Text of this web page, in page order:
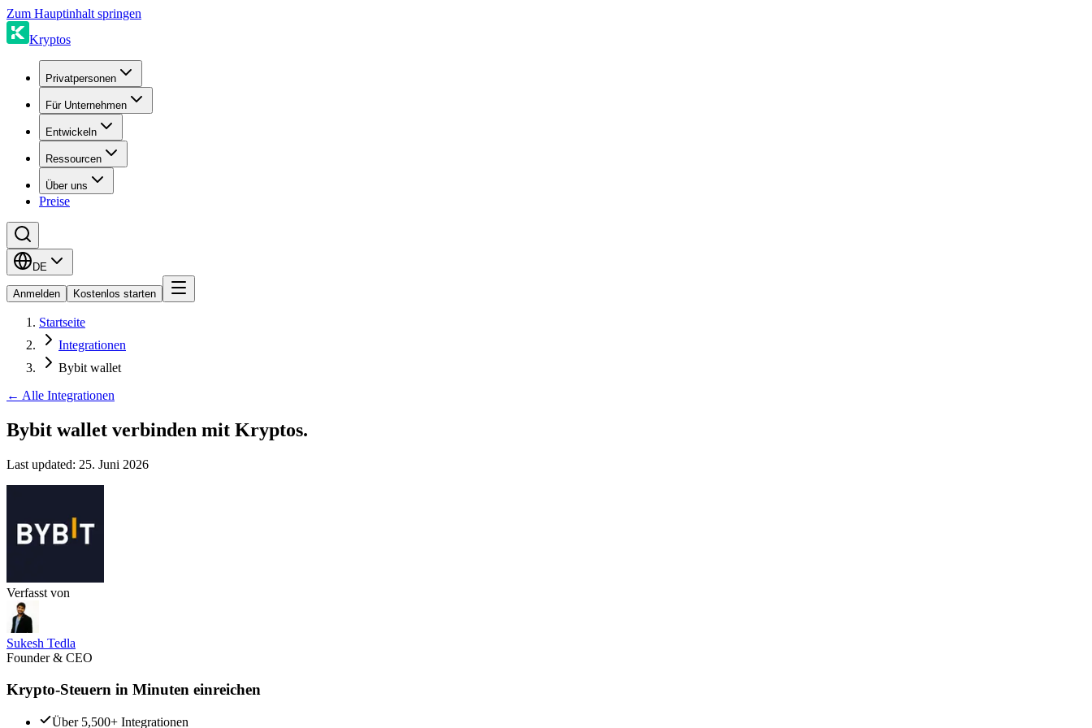
Zum Hauptinhalt springen
Kryptos
Privatpersonen
Für Unternehmen
Entwickeln
Ressourcen
Über uns
Preise
DE
Anmelden Kostenlos starten
Startseite
Integrationen
Bybit wallet
← Alle Integrationen
Bybit wallet verbinden mit Kryptos.
Last updated: 25. Juni 2026
Verfasst von
Sukesh Tedla
Founder & CEO
Krypto-Steuern in Minuten einreichen
Über 5,500+ Integrationen